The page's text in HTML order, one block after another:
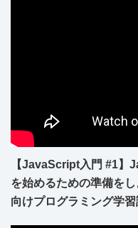
【JavaScript入門 #1】
を始めるための準備を
向けプログラミング学習